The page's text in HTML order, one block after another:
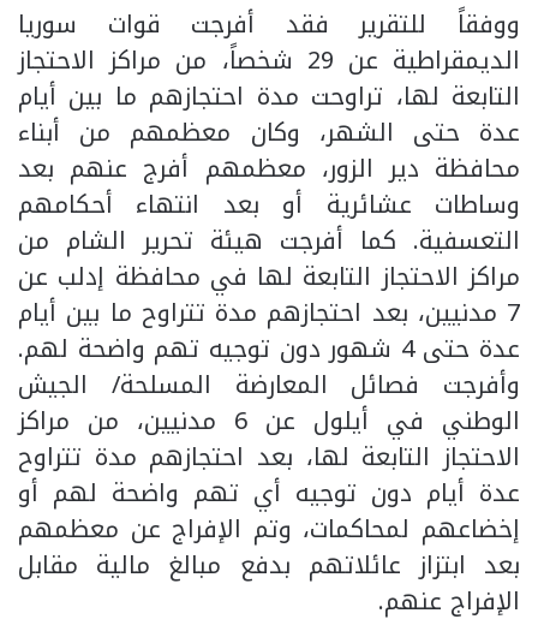
ووفقاً للتقرير فقد أفرجت قوات سوريا
الديمقراطية عن 29 شخصاً، من مراكز الاحتجاز
التابعة لها، تراوحت مدة احتجازهم ما بين أيام
عدة حتى الشهر، وكان معظمهم من أبناء
محافظة دير الزور، معظمهم أفرج عنهم بعد
وساطات عشائرية أو بعد انتهاء أحكامهم
التعسفية. كما أفرجت هيئة تحرير الشام من
مراكز الاحتجاز التابعة لها في محافظة إدلب عن
7 مدنيين، بعد احتجازهم مدة تتراوح ما بين أيام
عدة حتى 4 شهور دون توجيه تهم واضحة لهم.
وأفرجت فصائل المعارضة المسلحة/ الجيش
الوطني في أيلول عن 6 مدنيين، من مراكز
الاحتجاز التابعة لها، بعد احتجازهم مدة تتراوح
عدة أيام دون توجيه أي تهم واضحة لهم أو
إخضاعهم لمحاكمات، وتم الإفراج عن معظمهم
بعد ابتزاز عائلاتهم بدفع مبالغ مالية مقابل
الإفراج عنهم.